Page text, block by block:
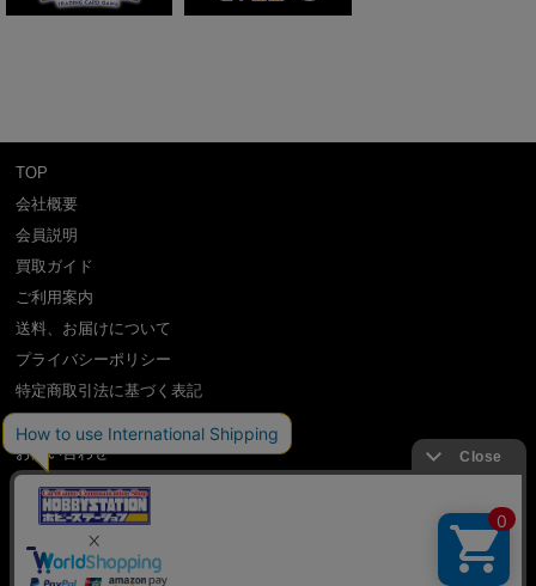
TOP
会社概要
会員説明
買取ガイド
ご利用案内
送料、お届けについて
プライバシーポリシー
特定商取引法に基づく表記
お問い合わせ
利用規約
International Shipping Guidance